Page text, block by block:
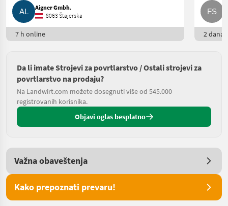
Aigner Gmbh.
8063 Štajerska
7 h online 2 dana
Da li imate Strojevi za povrtlarstvo / Ostali strojevi za
povrtlarstvo na prodaju?
Na Landwirt.com možete dosegnuti više od 545.000
registrovanih korisnika.
Objavi oglas besplatno
Važna obaveštenja
Kako prepoznati prevaru!